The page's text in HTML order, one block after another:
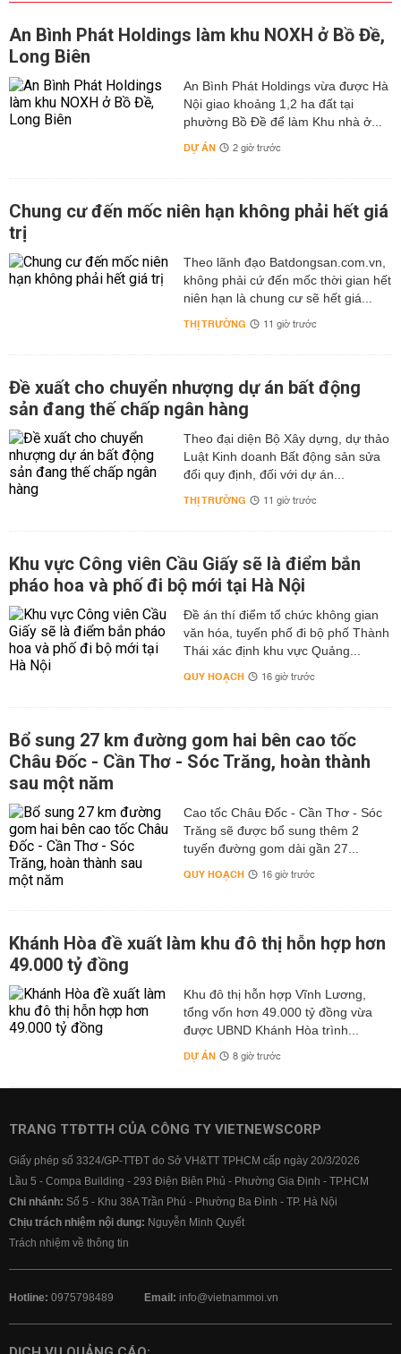
An Bình Phát Holdings làm khu NOXH ở Bồ Đề,
Long Biên
An Bình Phát Holdings vừa được Hà
Nội giao khoảng 1,2 ha đất tại
phường Bồ Đề để làm Khu nhà ở...
DỰ ÁN 2 giờ trước
Chung cư đến mốc niên hạn không phải hết giá
trị
Theo lãnh đạo Batdongsan.com.vn,
không phải cứ đến mốc thời gian hết
niên hạn là chung cư sẽ hết giá...
THỊ TRƯỜNG 11 giờ trước
Đề xuất cho chuyển nhượng dự án bất động
sản đang thế chấp ngân hàng
Theo đại diện Bộ Xây dựng, dự thảo
Luật Kinh doanh Bất động sản sửa
đổi quy định, đối với dự án...
THỊ TRƯỜNG 11 giờ trước
Khu vực Công viên Cầu Giấy sẽ là điểm bắn
pháo hoa và phố đi bộ mới tại Hà Nội
Đề án thí điểm tổ chức không gian
văn hóa, tuyến phố đi bộ phố Thành
Thái xác định khu vực Quảng...
QUY HOẠCH 16 giờ trước
Bổ sung 27 km đường gom hai bên cao tốc
Châu Đốc - Cần Thơ - Sóc Trăng, hoàn thành
sau một năm
Cao tốc Châu Đốc - Cần Thơ - Sóc
Trăng sẽ được bổ sung thêm 2
tuyến đường gom dài gần 27...
QUY HOẠCH 16 giờ trước
Khánh Hòa đề xuất làm khu đô thị hỗn hợp hơn
49.000 tỷ đồng
Khu đô thị hỗn hợp Vĩnh Lương,
tổng vốn hơn 49.000 tỷ đồng vừa
được UBND Khánh Hòa trình...
DỰ ÁN 8 giờ trước
TRANG TTĐTTH CỦA CÔNG TY VIETNEWSCORP
Giấy phép số 3324/GP-TTĐT do Sở VH&TT TPHCM cấp ngày 20/3/2026
Lầu 5 - Compa Building - 293 Điện Biên Phủ - Phường Gia Định - TP.HCM
Chi nhánh: Số 5 - Khu 38A Trần Phú - Phường Ba Đình - TP. Hà Nội
Chịu trách nhiệm nội dung: Nguyễn Minh Quyết
Trách nhiệm về thông tin
Hotline: 0975798489 Email: info@vietnammoi.vn